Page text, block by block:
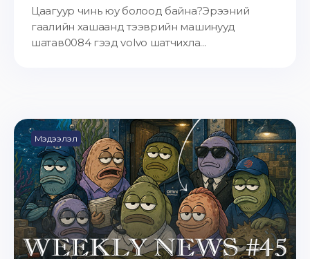
Цаагуур чинь юу болоод байна?Эрээний
гаалийн хашаанд тээврийн машинууд
шатав0084 гээд volvo шатчихла...
Мэдээлэл